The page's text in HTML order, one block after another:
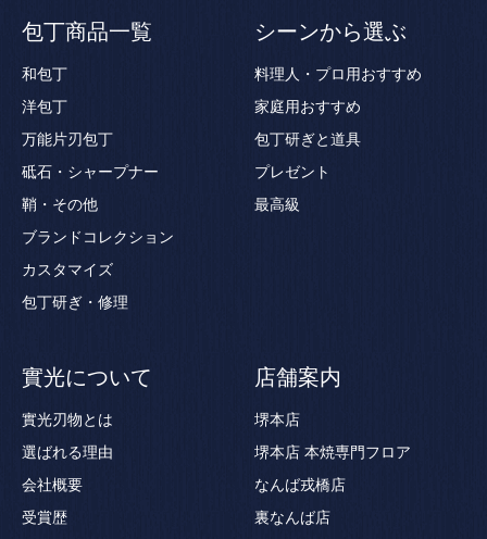
包丁商品一覧
和包丁
洋包丁
万能片刃包丁
砥石・シャープナー
鞘・その他
ブランドコレクション
カスタマイズ
包丁研ぎ・修理
シーンから選ぶ
料理人・プロ用おすすめ
家庭用おすすめ
包丁研ぎと道具
プレゼント
最高級
實光について
實光刃物とは
選ばれる理由
会社概要
受賞歴
店舗案内
堺本店
堺本店 本焼専門フロア
なんば戎橋店
裏なんば店